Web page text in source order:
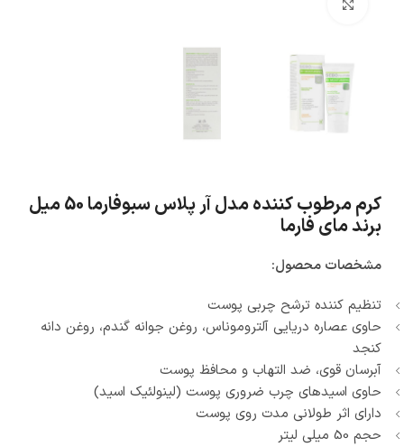
کرم مرطوب کننده مدل آر پلاس سبوفارما 50 میل
برند مای فارما
مشخصات محصول:
تنظیم کننده ترشح چربی پوست
حاوی عصاره دریایی آلتروموناس، روغن جوانه گندم، روغن دانه
کنجد
آبرسان قوی، ضد التهاب و محافظ پوست
حاوی اسیدهای چرب ضروری پوست (لینولئیک اسید)
دارای اثر طولانی مدت روی پوست
حجم 50 میلی لیتر